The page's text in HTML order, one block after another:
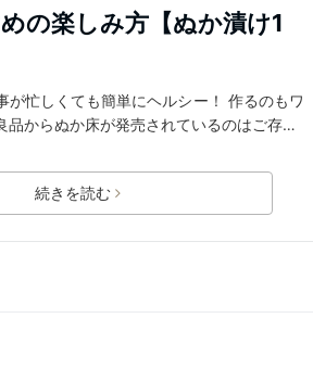
の楽しみ方【ぬか漬け1
が忙しくても簡単にヘルシー！ 作るのもワ
品からぬか床が発売されているのはご存…
続きを読む